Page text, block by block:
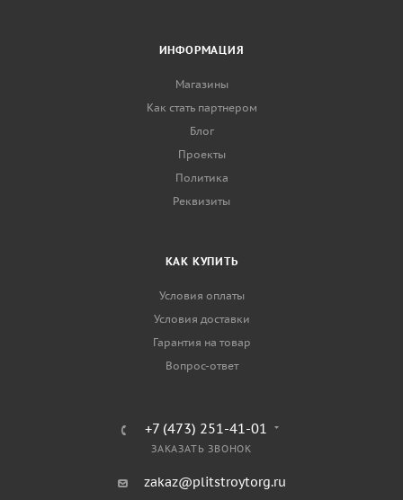
ИНФОРМАЦИЯ
Магазины
Как стать партнером
Блог
Проекты
Политика
Реквизиты
КАК КУПИТЬ
Условия оплаты
Условия доставки
Гарантия на товар
Вопрос-ответ
+7 (473) 251-41-01
ЗАКАЗАТЬ ЗВОНОК
zakaz@plitstroytorg.ru